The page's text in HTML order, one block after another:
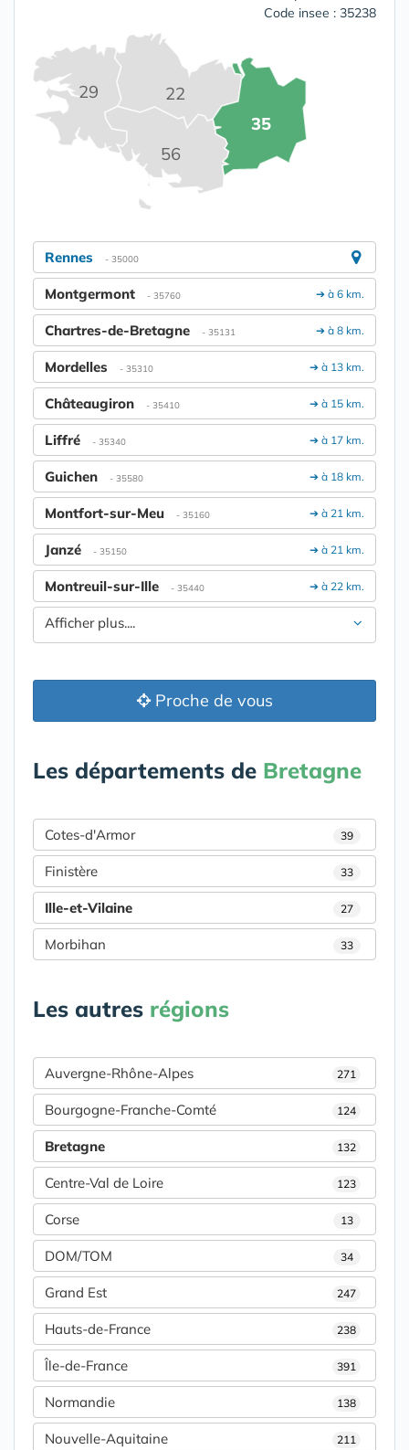
Code insee : 35238
22
29
35
56
Rennes - 35000
➔ à 6 km.
Montgermont - 35760
➔ à 8 km.
Chartres-de-Bretagne - 35131
➔ à 13 km.
Mordelles - 35310
➔ à 15 km.
Châteaugiron - 35410
➔ à 17 km.
Liffré - 35340
➔ à 18 km.
Guichen - 35580
➔ à 21 km.
Montfort-sur-Meu - 35160
➔ à 21 km.
Janzé - 35150
➔ à 22 km.
Montreuil-sur-Ille - 35440
Afficher plus....
Proche de vous
Les départements de Bretagne
Cotes-d'Armor 39
Finistère 33
Ille-et-Vilaine 27
Morbihan 33
Les autres régions
Auvergne-Rhône-Alpes 271
Bourgogne-Franche-Comté 124
Bretagne 132
Centre-Val de Loire 123
Corse 13
DOM/TOM 34
Grand Est 247
Hauts-de-France 238
Île-de-France 391
Normandie 138
Nouvelle-Aquitaine 211